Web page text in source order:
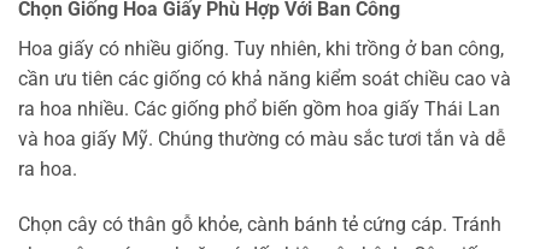
Chọn Giống Hoa Giấy Phù Hợp Với Ban Công
Hoa giấy có nhiều giống. Tuy nhiên, khi trồng ở ban công,
cần ưu tiên các giống có khả năng kiểm soát chiều cao và
ra hoa nhiều. Các giống phổ biến gồm hoa giấy Thái Lan
và hoa giấy Mỹ. Chúng thường có màu sắc tươi tắn và dễ
ra hoa.
Chọn cây có thân gỗ khỏe, cành bánh tẻ cứng cáp. Tránh